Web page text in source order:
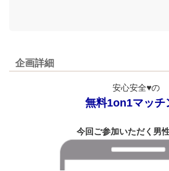
企画詳細
安心安全♥の
無料1on1マッチ
今回ご参加いただく男